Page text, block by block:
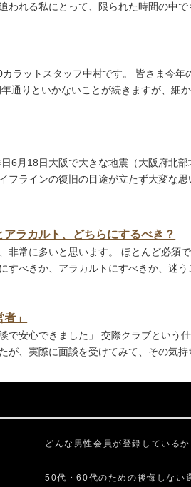
われる私にとって、限られた時間の中で
ラットスタッフ中村です。 皆さま今年
通りといかないことが続きますが、細
6月18日大阪で大きな地震（大阪府北部
フラインの復旧の目途が立たず大変な思
ラカルト、どちらにするべき？
非常に多いと思います。 ほとんど必須で
すべきか、アラカルトにすべきか、迷う
」
で安心できました」 交際クラブという
が、実際に面談を受けてみて、その気持
どんな男性会員が登録しているか
50代・60代のための後悔しない